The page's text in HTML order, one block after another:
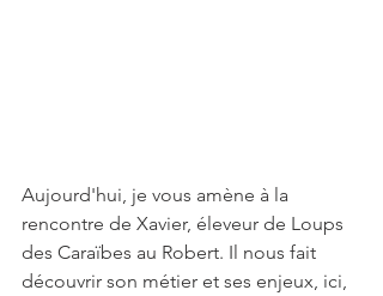
Aujourd'hui, je vous amène à la
rencontre de Xavier, éleveur de Loups
des Caraïbes au Robert. Il nous fait
découvrir son métier et ses enjeux, ici,